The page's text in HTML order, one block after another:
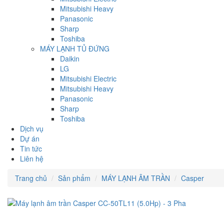
Mitsubishi Heavy
Panasonic
Sharp
Toshiba
MÁY LẠNH TỦ ĐỨNG
Daikin
LG
Mitsubishi Electric
Mitsubishi Heavy
Panasonic
Sharp
Toshiba
Dịch vụ
Dự án
Tin tức
Liên hệ
Trang chủ
Sản phẩm MÁY LẠNH ÂM TRẦN Casper